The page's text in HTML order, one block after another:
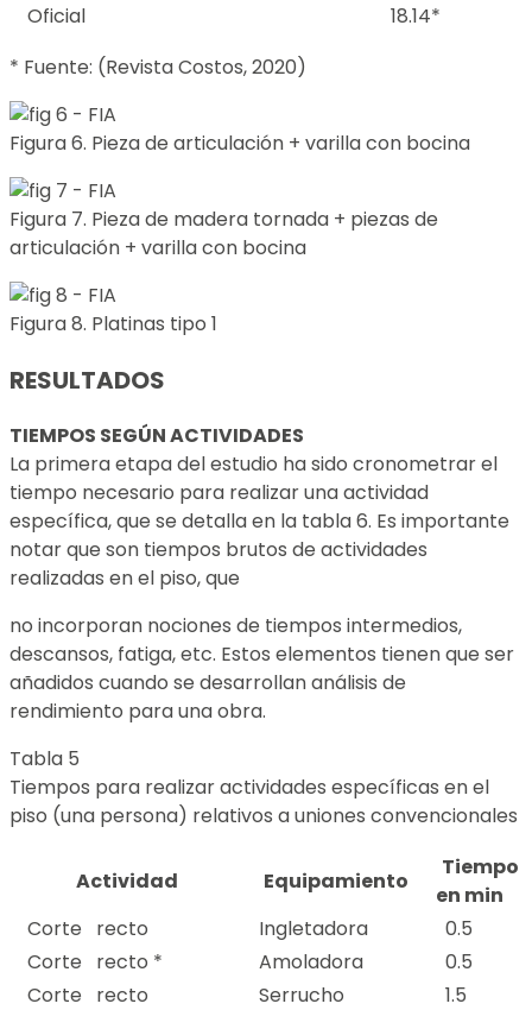
Oficial
18.14*
* Fuente: (Revista Costos, 2020)
Figura 6. Pieza de articulación + varilla con bocina
Figura 7. Pieza de madera tornada + piezas de
articulación + varilla con bocina
Figura 8. Platinas tipo 1
RESULTADOS
TIEMPOS SEGÚN ACTIVIDADES
La primera etapa del estudio ha sido cronometrar el
tiempo necesario para realizar una actividad
específica, que se detalla en la tabla 6. Es importante
notar que son tiempos brutos de actividades
realizadas en el piso, que
no incorporan nociones de tiempos intermedios,
descansos, fatiga, etc. Estos elementos tienen que ser
añadidos cuando se desarrollan análisis de
rendimiento para una obra.
Tabla 5
Tiempos para realizar actividades específicas en el
piso (una persona) relativos a uniones convencionales
Actividad Equipamiento
Tiempo
en min
Corte recto
Ingletadora
0.5
Corte recto *
Amoladora
0.5
Corte recto
Serrucho
1.5